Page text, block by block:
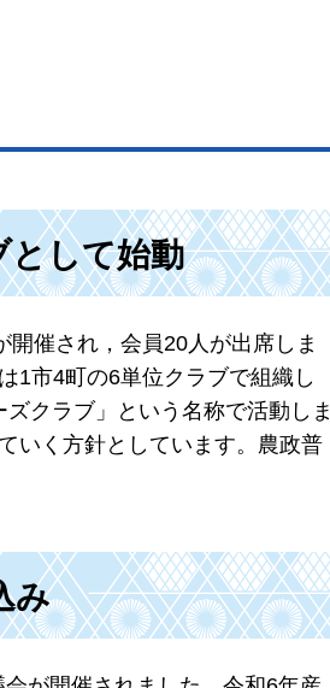
として始動
催され，会員20人が出席しま
1市4町の6単位クラブで組織し
クラブ」という名称で活動しま
いく方針としています。農政普
み